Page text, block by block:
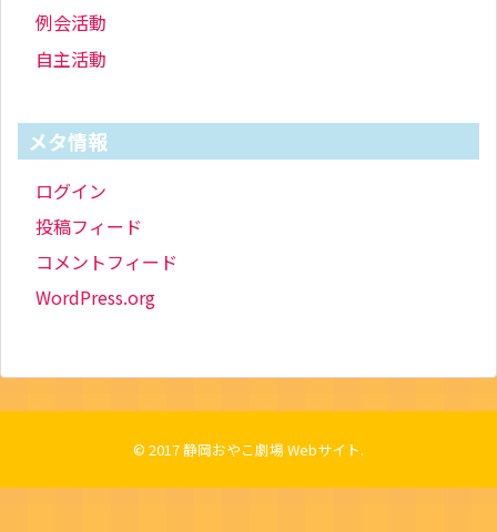
例会活動
自主活動
メタ情報
ログイン
投稿フィード
コメントフィード
WordPress.org
© 2017静岡おやこ劇場 Webサイト.